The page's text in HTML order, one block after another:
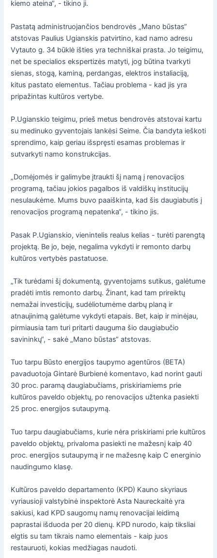
kiemo ateina“, - tikino ji.
Pastatą administruojančios bendrovės „Mano būstas“
atstovas Paulius Ugianskis patvirtino, kad namo adresu
Vytauto g. 34 būklė išties yra techniškai prasta. Jo teigimu,
net be specialios ekspertizės matyti, jog būtina tvarkyti
sienas, stogą, kaminą, perdangas, elektros instaliaciją,
kitus pastato elementus. Tačiau problema - kad jis yra
pripažintas kultūros vertybe.
P.Ugianskio teigimu, prieš metus bendrovės atstovai kartu
su medinuko gyventojais lankėsi Seime. Čia bandyta ieškoti
sprendimo, kaip geriau išspręsti esamas problemas ir
sutvarkyti namo konstrukcijas.
„Domėjomės ir galimybe įtraukti šį namą į renovacijos
programą, tačiau jokios pagalbos iš valdiškų institucijų
nesulaukėme. Mums buvo paaiškinta, kad šis daugiabutis į
renovacijos programą nepatenka“, - tikino jis.
Pasak P.Ugianskio, vienintelis realus kelias - turėti parengtą
projektą. Be jo, beje, negalima vykdyti ir remonto darbų
kultūros vertybės pastatuose.
„Tik turėdami šį dokumentą, gyventojams sutikus, galėtume
pradėti imtis remonto darbų. Žinant, kad tam prireiktų
nemažai investicijų, sudėliotumėme darbų planą ir
atnaujinimą galėtume vykdyti etapais. Bet, kaip ir minėjau,
pirmiausia tam turi pritarti dauguma šio daugiabučio
savininkų“, - sakė „Mano būstas“ atstovas.
Tuo tarpu Būsto energijos taupymo agentūros (BETA)
pavaduotoja Gintarė Burbienė komentavo, kad norint gauti
30 proc. paramą daugiabučiams, priskiriamiems prie
kultūros paveldo objektų, po renovacijos užtenka pasiekti
25 proc. energijos sutaupymą.
Tuo tarpu daugiabučiams, kurie nėra priskiriami prie kultūros
paveldo objektų, privaloma pasiekti ne mažesnį kaip 40
proc. energijos sutaupymą ir ne mažesnę kaip C energinio
naudingumo klasę.
Kultūros paveldo departamento (KPD) Kauno skyriaus
vyriausioji valstybinė inspektorė Asta Naureckaitė yra
sakiusi, kad KPD saugomų namų renovacijai leidimą
paprastai išduoda per 20 dienų. KPD nurodo, kaip tiksliai
elgtis su tam tikrais namo elementais - kaip juos
restauruoti, kokias medžiagas naudoti.